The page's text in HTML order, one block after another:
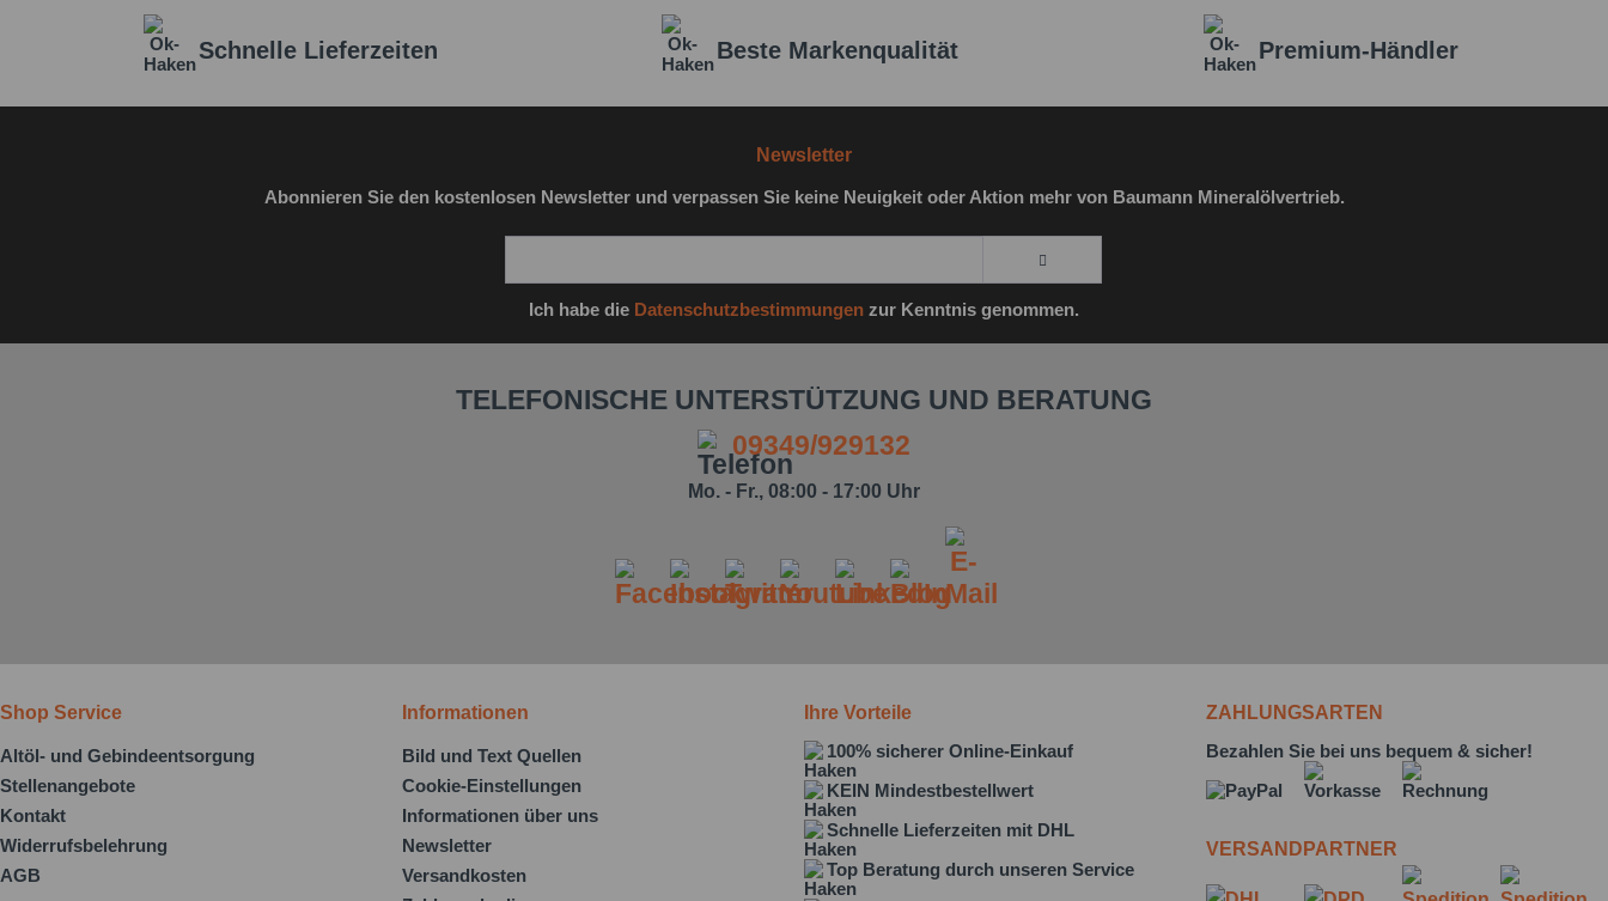
Schnelle Lieferzeiten Beste Markenqualität Premium-Händler
Newsletter
Abonnieren Sie den kostenlosen Newsletter und verpassen Sie keine Neuigkeit oder Aktion mehr von Baumann Mineralölvertrieb.
Ich habe die Datenschutzbestimmungen zur Kenntnis genommen.
TELEFONISCHE UNTERSTÜTZUNG UND BERATUNG
09349/929132
Mo. - Fr., 08:00 - 17:00 Uhr
Shop Service
Altöl- und Gebindeentsorgung
Stellenangebote
Kontakt
Widerrufsbelehrung
AGB
Informationen
Bild und Text Quellen
Cookie-Einstellungen
Informationen über uns
Newsletter
Versandkosten
Ihre Vorteile
100% sicherer Online-Einkauf
KEIN Mindestbestellwert
Schnelle Lieferzeiten mit DHL
Top Beratung durch unseren Service
ZAHLUNGSARTEN
Bezahlen Sie bei uns bequem & sicher!
VERSANDPARTNER